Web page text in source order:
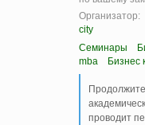
Организатор:
city
Семинары
mba
Бизнес
проводит